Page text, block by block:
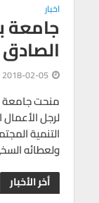
اخبار
جامعة
الصادق
2018-02-05
منحت جامعة
لرجل
التنمية
ولعطائه
أخر الأخبار